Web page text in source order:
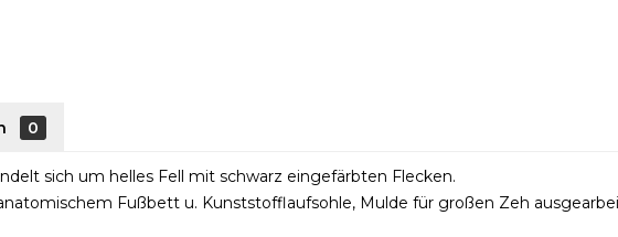
0
sich um helles Fell mit schwarz eingefärbten Flecken.
Fußbett u. Kunststofflaufsohle, Mulde für großen Zeh